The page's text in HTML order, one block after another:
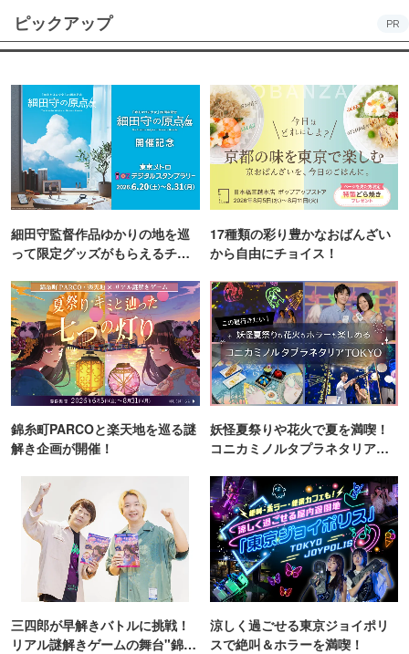
ピックアップ PR
細田守監督作品ゆかりの地を巡
って限定グッズがもらえるチャ
17種類の彩り豊かなおばんざい
から自由にチョイス！
錦糸町PARCOと楽天地を巡る謎
解き企画が開催！
妖怪夏祭りや花火で夏を満喫！
コニカミノルタプラネタリア
三四郎が早解きバトルに挑戦！
リアル謎解きゲームの舞台"錦糸
涼しく過ごせる東京ジョイポリ
スで絶叫＆ホラーを満喫！